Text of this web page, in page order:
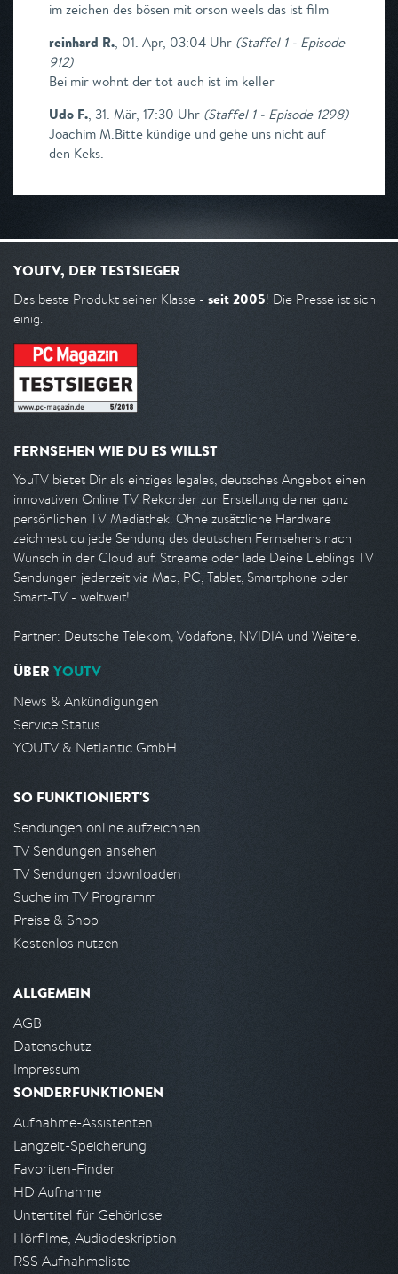
im zeichen des bösen mit orson weels das ist film
reinhard R., 01. Apr, 03:04 Uhr (Staffel 1 - Episode
912)
Bei mir wohnt der tot auch ist im keller
Udo F., 31. Mär, 17:30 Uhr (Staffel 1 - Episode 1298)
Joachim M.Bitte kündige und gehe uns nicht auf
den Keks.
YOUTV, DER TESTSIEGER
Das beste Produkt seiner Klasse - seit 2005! Die Presse ist sich
einig.
FERNSEHEN WIE DU ES WILLST
YouTV bietet Dir als einziges legales, deutsches Angebot einen
innovativen Online TV Rekorder zur Erstellung deiner ganz
persönlichen TV Mediathek. Ohne zusätzliche Hardware
zeichnest du jede Sendung des deutschen Fernsehens nach
Wunsch in der Cloud auf. Streame oder lade Deine Lieblings TV
Sendungen jederzeit via Mac, PC, Tablet, Smartphone oder
Smart-TV - weltweit!
Partner: Deutsche Telekom, Vodafone, NVIDIA und Weitere.
ÜBER YOUTV
News & Ankündigungen
Service Status
YOUTV & Netlantic GmbH
SO FUNKTIONIERT'S
Sendungen online aufzeichnen
TV Sendungen ansehen
TV Sendungen downloaden
Suche im TV Programm
Preise & Shop
Kostenlos nutzen
ALLGEMEIN
AGB
Datenschutz
Impressum
SONDERFUNKTIONEN
Aufnahme-Assistenten
Langzeit-Speicherung
Favoriten-Finder
HD Aufnahme
Untertitel für Gehörlose
Hörfilme, Audiodeskription
RSS Aufnahmeliste